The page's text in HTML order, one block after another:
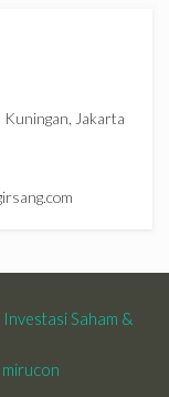
Kuningan, Jakarta
Saham &
mirucon